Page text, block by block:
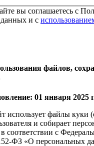
вы соглашаетесь с
и с
файлов,
01 января 2025
использует файлы куки
и собирает
в соответствии с
ФЗ «О персональных